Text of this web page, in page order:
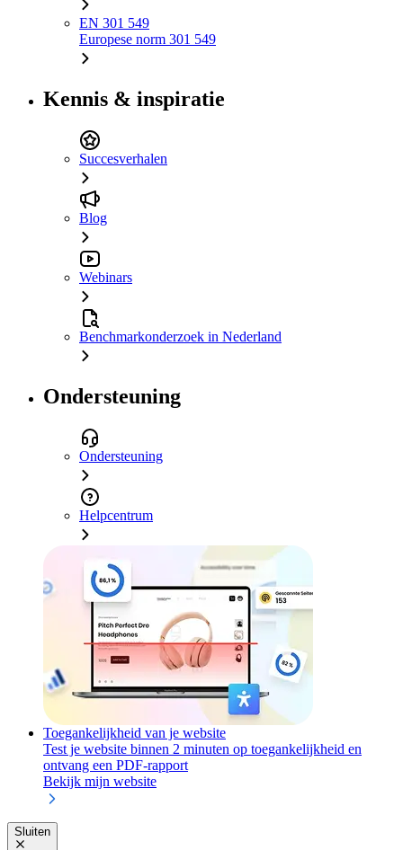
EN 301 549
Europese norm 301 549
Kennis & inspiratie
Succesverhalen
Blog
Webinars
Benchmarkonderzoek in Nederland
Ondersteuning
Ondersteuning
Helpcentrum
Toegankelijkheid van je website
Test je website binnen 2 minuten op toegankelijkheid en
ontvang een PDF-rapport
Bekijk mijn website
Sluiten